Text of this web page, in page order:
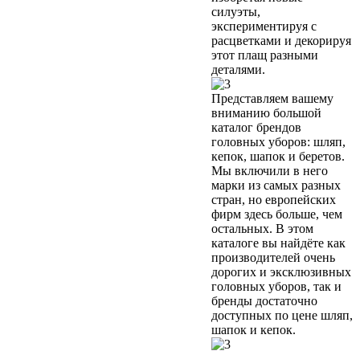
силуэты,
экспериментируя с
расцветками и декорируя
этот плащ разными
деталями.
Представляем вашему
вниманию большой
каталог брендов
головных уборов: шляп,
кепок, шапок и беретов.
Мы включили в него
марки из самых разных
стран, но европейских
фирм здесь больше, чем
остальных. В этом
каталоге вы найдёте как
производителей очень
дорогих и эксклюзивных
головных уборов, так и
бренды достаточно
доступных по цене шляп,
шапок и кепок.